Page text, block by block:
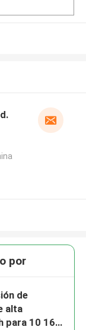
por
de
alta
para 10 16